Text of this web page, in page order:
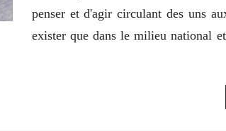
penser et d'agir circulant des uns
exister que dans le milieu national